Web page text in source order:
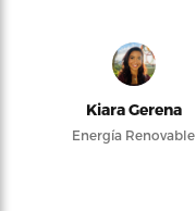
Kiara Gerena
Energía Renovable